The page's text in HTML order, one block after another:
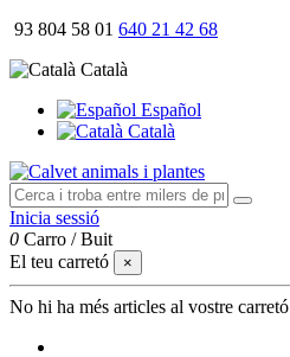
93 804 58 01 640 21 42 68
Català
Español
Català
Inicia sessió
0 Carro /Buit
El teu carretó
×
No hi ha més articles al vostre carretó